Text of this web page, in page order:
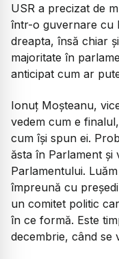
USR a precizat de
într-o guvernare cu
dreapta, însă chiar
majoritate în
anticipat cum ar
Ionuț Moșteanu,
vedem cum e
cum își spun ei.
ăsta în Parlament și
Parlamentului.
împreună cu
un comitet politic
în ce formă. Este
decembrie, când se